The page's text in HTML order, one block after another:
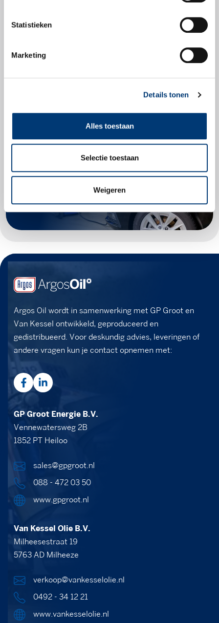
Statistieken
Marketing
Details tonen
Alles toestaan
Selectie toestaan
Weigeren
Veiligheidsbladen
Check snel of dit
product geschikt is
voor jouw voertuig.
Argos Oil wordt in samenwerking met GP Groot en
Van Kessel ontwikkeld, geproduceerd en
gedistribueerd. Voor deskundig advies, leveringen of
andere vragen kun je contact opnemen met:
GP Groot Energie B.V.
Vennewatersweg 2B
1852 PT Heiloo
sales@gpgroot.nl
088 - 472 03 50
www.gpgroot.nl
Van Kessel Olie B.V.
Milheesestraat 19
5763 AD Milheeze
verkoop@vankesselolie.nl
0492 - 34 12 21
www.vankesselolie.nl